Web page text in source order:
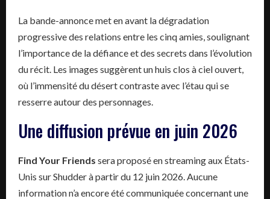
La bande-annonce met en avant la dégradation
progressive des relations entre les cinq amies, soulignant
l’importance de la défiance et des secrets dans l’évolution
du récit. Les images suggèrent un huis clos à ciel ouvert,
où l’immensité du désert contraste avec l’étau qui se
resserre autour des personnages.
Une diffusion prévue en juin 2026
Find Your Friends sera proposé en streaming aux États-
Unis sur Shudder à partir du 12 juin 2026. Aucune
information n’a encore été communiquée concernant une